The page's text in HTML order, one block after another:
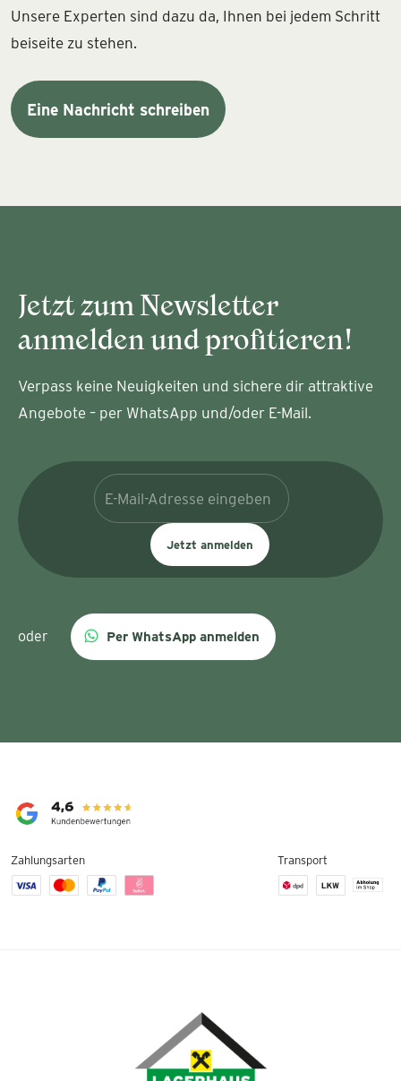
Unsere Experten sind dazu da, Ihnen bei jedem Schritt
beiseite zu stehen.
Eine Nachricht schreiben
Jetzt zum Newsletter
anmelden und profitieren!
Verpass keine Neuigkeiten und sichere dir attraktive
Angebote – per WhatsApp und/oder E-Mail.
Jetzt anmelden
oder Per WhatsApp anmelden
Zahlungsarten Transport